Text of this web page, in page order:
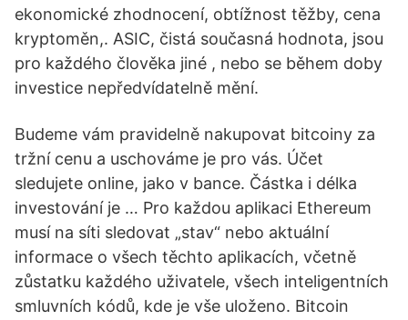
ekonomické zhodnocení, obtížnost těžby, cena
kryptoměn,. ASIC, čistá současná hodnota, jsou
pro každého člověka jiné , nebo se během doby
investice nepředvídatelně mění.
Budeme vám pravidelně nakupovat bitcoiny za
tržní cenu a uschováme je pro vás. Účet
sledujete online, jako v bance. Částka i délka
investování je … Pro každou aplikaci Ethereum
musí na síti sledovat „stav“ nebo aktuální
informace o všech těchto aplikacích, včetně
zůstatku každého uživatele, všech inteligentních
smluvních kódů, kde je vše uloženo. Bitcoin